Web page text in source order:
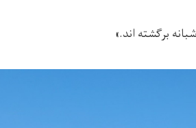
برگشته اند.»